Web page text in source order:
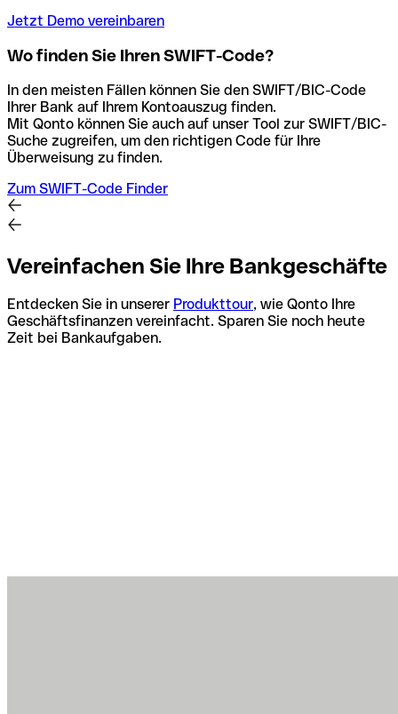
Jetzt Demo vereinbaren
Wo finden Sie Ihren SWIFT-Code?
In den meisten Fällen können Sie den SWIFT/BIC-Code
Ihrer Bank auf Ihrem Kontoauszug finden.
Mit Qonto können Sie auch auf unser Tool zur SWIFT/BIC-
Suche zugreifen, um den richtigen Code für Ihre
Überweisung zu finden.
Zum SWIFT-Code Finder
Vereinfachen Sie Ihre Bankgeschäfte
Entdecken Sie in unserer Produkttour, wie Qonto Ihre
Geschäftsfinanzen vereinfacht. Sparen Sie noch heute
Zeit bei Bankaufgaben.